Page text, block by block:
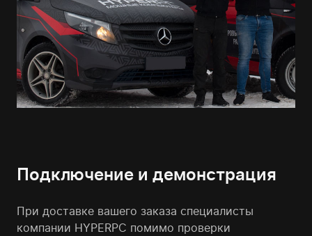
Подключение и демонстрация
При доставке вашего заказа специалисты
компании HYPERPC помимо проверки